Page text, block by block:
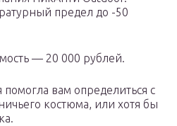
предел до -50
— 20 000 рублей.
помогла вам определиться с
костюма, или хотя бы